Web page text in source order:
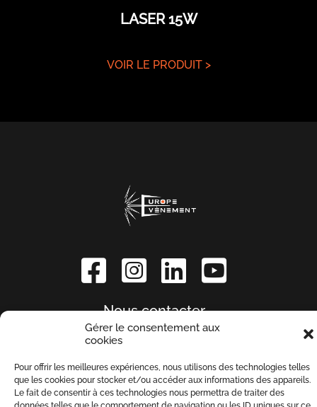
Gérer le consentement aux
cookies
Pour offrir les meilleures expériences, nous utilisons des technologies telles
que les cookies pour stocker et/ou accéder aux informations des appareils.
Le fait de consentir à ces technologies nous permettra de traiter des
LASER 15W
VOIR LE PRODUIT >
Nous contacter
Mentions légales
Politique de
confidentialité